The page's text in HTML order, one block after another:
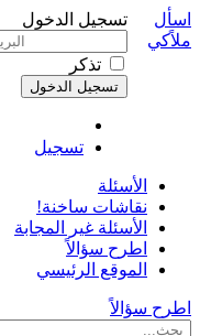
تسجيل الدخول
تذكر
تسجيل
اسأل
ملاًكي
الأسئلة
نقاشات ساخنة!
الأسئلة غير المجابة
اطرح سؤالاً
الموقع الرئيسي
اطرح سؤالاً